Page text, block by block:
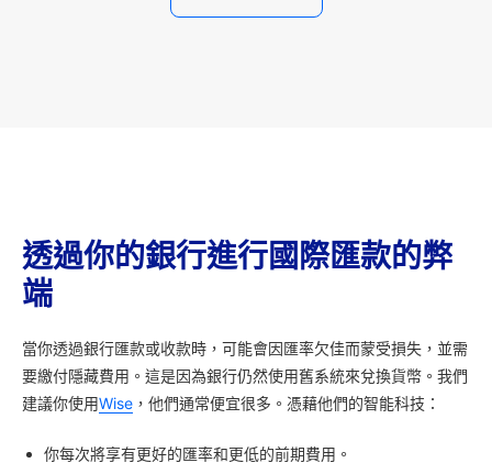
透過你的銀行進行國際匯款的弊
端
當你透過銀行匯款或收款時，可能會因匯率欠佳而蒙受損失，並需
要繳付隱藏費用。這是因為銀行仍然使用舊系統來兌換貨幣。我們
建議你使用Wise ，他們通常便宜很多。憑藉他們的智能科技：
你每次將享有更好的匯率和更低的前期費用。